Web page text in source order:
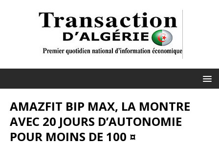
AMAZFIT BIP MAX, LA MONTRE
AVEC 20 JOURS D’AUTONOMIE
POUR MOINS DE 100 ¤